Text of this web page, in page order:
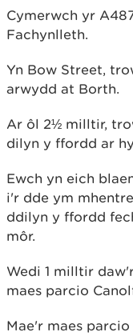
Cymerwch yr
Fachynlleth.
Yn Bow Street,
arwydd at Borth.
Ar ôl 2½ milltir,
dilyn y ffordd ar
Ewch yn eich
i'r dde ym
ddilyn y ffordd
môr.
Wedi 1 milltir
maes parcio
Mae'r maes